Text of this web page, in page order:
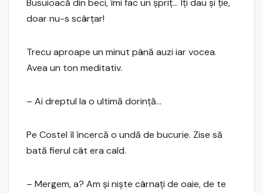
Busuioacă din beci, îmi fac un şpriţ… Îţi dau şi ţie,
doar nu-s scârţar!
Trecu aproape un minut până auzi iar vocea.
Avea un ton meditativ.
– Ai dreptul la o ultimă dorinţă…
Pe Costel îl încercă o undă de bucurie. Zise să
bată fierul cât era cald.
– Mergem, a? Am şi nişte cârnaţi de oaie, de te